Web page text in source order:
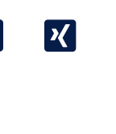
